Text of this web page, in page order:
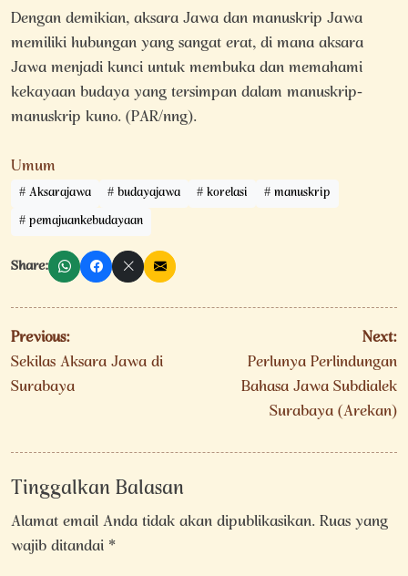
Dengan demikian, aksara Jawa dan manuskrip Jawa
memiliki hubungan yang sangat erat, di mana aksara
Jawa menjadi kunci untuk membuka dan memahami
kekayaan budaya yang tersimpan dalam manuskrip-
manuskrip kuno. (PAR/nng).
Umum
Aksarajawa budayajawa korelasi
manuskrip
pemajuankebudayaan
Share:
Navigasi
pos
Previous:
Sekilas Aksara Jawa di
Surabaya
Next:
Perlunya Perlindungan
Bahasa Jawa Subdialek
Surabaya (Arekan)
Tinggalkan Balasan
Alamat email Anda tidak akan dipublikasikan.Ruas yang
wajib ditandai*